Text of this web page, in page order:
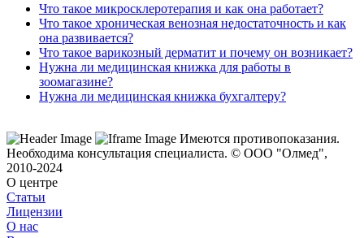
Что такое микросклеротерапия и как она работает?
Что такое хроническая венозная недостаточность и как
она развивается?
Что такое варикозный дерматит и почему он возникает?
Нужна ли медицинская книжка для работы в
зоомагазине?
Нужна ли медицинская книжка бухгалтеру?
Имеются противопоказания.
Необходима консультация специалиста. © ООО "Олмед",
2010-2024
О центре
Статьи
Лицензии
О нас